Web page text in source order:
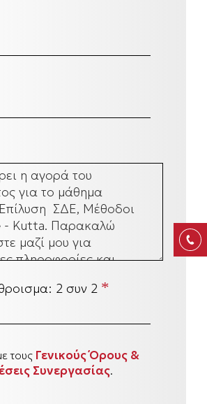
2 συν 2 *
τους Γενικούς Όρους &
Συνεργασίας.